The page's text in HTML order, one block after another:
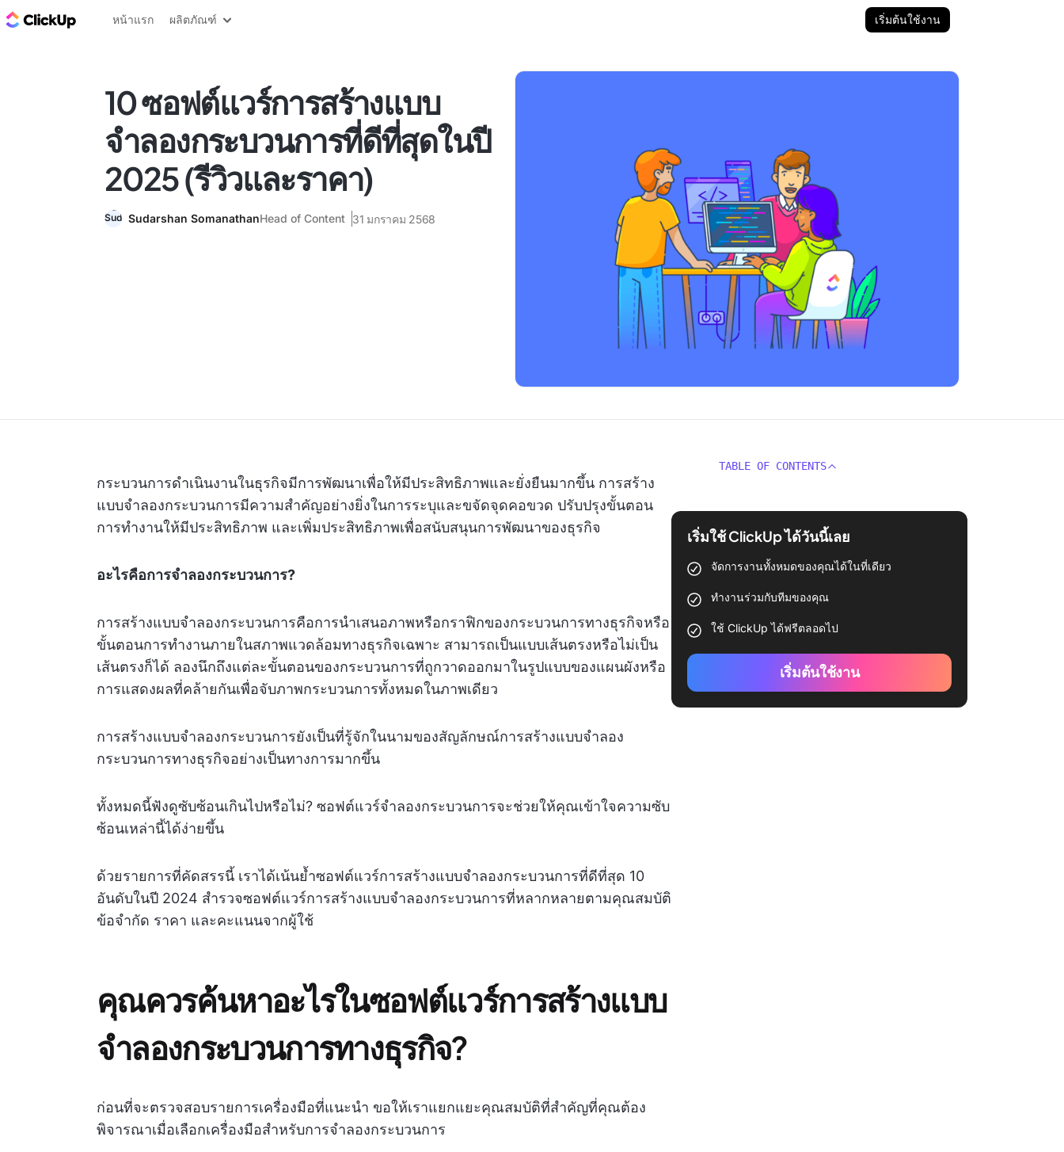
บล็อก ClickUp
หน้าแรก ผลิตภัณฑ์ เริ่มต้นใช้งาน
10 ซอฟต์แวร์การสร้างแบบ
จำลองกระบวนการที่ดีที่สุดในปี
2025 (รีวิวและราคา)
Sudarshan SomanathanHead of Content 31 มกราคม 2568
กระบวนการดำเนินงานในธุรกิจมีการพัฒนาเพื่อให้มีประสิทธิภาพและยั่งยืนมากขึ้น การสร้าง
แบบจำลองกระบวนการมีความสำคัญอย่างยิ่งในการระบุและขจัดจุดคอขวด ปรับปรุงขั้นตอน
การทำงานให้มีประสิทธิภาพ และเพิ่มประสิทธิภาพเพื่อสนับสนุนการพัฒนาของธุรกิจ
อะไรคือการจำลองกระบวนการ?
การสร้างแบบจำลองกระบวนการคือการนำเสนอภาพหรือกราฟิกของกระบวนการทางธุรกิจหรือ
ขั้นตอนการทำงานภายในสภาพแวดล้อมทางธุรกิจเฉพาะ สามารถเป็นแบบเส้นตรงหรือไม่เป็น
เส้นตรงก็ได้ ลองนึกถึงแต่ละขั้นตอนของกระบวนการที่ถูกวาดออกมาในรูปแบบของแผนผังหรือ
การแสดงผลที่คล้ายกันเพื่อจับภาพกระบวนการทั้งหมดในภาพเดียว
การสร้างแบบจำลองกระบวนการยังเป็นที่รู้จักในนามของสัญลักษณ์การสร้างแบบจำลอง
กระบวนการทางธุรกิจอย่างเป็นทางการมากขึ้น
ทั้งหมดนี้ฟังดูซับซ้อนเกินไปหรือไม่? ซอฟต์แวร์จำลองกระบวนการจะช่วยให้คุณเข้าใจความซับ
ซ้อนเหล่านี้ได้ง่ายขึ้น
ด้วยรายการที่คัดสรรนี้ เราได้เน้นย้ำซอฟต์แวร์การสร้างแบบจำลองกระบวนการที่ดีที่สุด 10
อันดับในปี 2024 สำรวจซอฟต์แวร์การสร้างแบบจำลองกระบวนการที่หลากหลายตามคุณสมบัติ
ข้อจำกัด ราคา และคะแนนจากผู้ใช้
คุณควรค้นหาอะไรในซอฟต์แวร์การสร้างแบบ
จำลองกระบวนการทางธุรกิจ?
ก่อนที่จะตรวจสอบรายการเครื่องมือที่แนะนำ ขอให้เราแยกแยะคุณสมบัติที่สำคัญที่คุณต้อง
พิจารณาเมื่อเลือกเครื่องมือสำหรับการจำลองกระบวนการ
TABLE OF CONTENTS
เริ่มใช้ ClickUp ได้วันนี้เลย
จัดการงานทั้งหมดของคุณได้ในที่เดียว
ทำงานร่วมกับทีมของคุณ
ใช้ ClickUp ได้ฟรีตลอดไป
เริ่มต้นใช้งาน